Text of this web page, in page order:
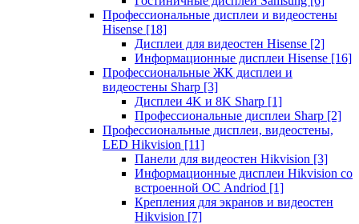
Профессиональные дисплеи и видеостены
Hisense [18]
Дисплеи для видеостен Hisense [2]
Информационные дисплеи Hisense [16]
Профессиональные ЖК дисплеи и
видеостены Sharp [3]
Дисплеи 4K и 8K Sharp [1]
Профессиональные дисплеи Sharp [2]
Профессиональные дисплеи, видеостены,
LED Hikvision [11]
Панели для видеостен Hikvision [3]
Информационные дисплеи Hikvision со
встроенной ОС Andriod [1]
Крепления для экранов и видеостен
Hikvision [7]